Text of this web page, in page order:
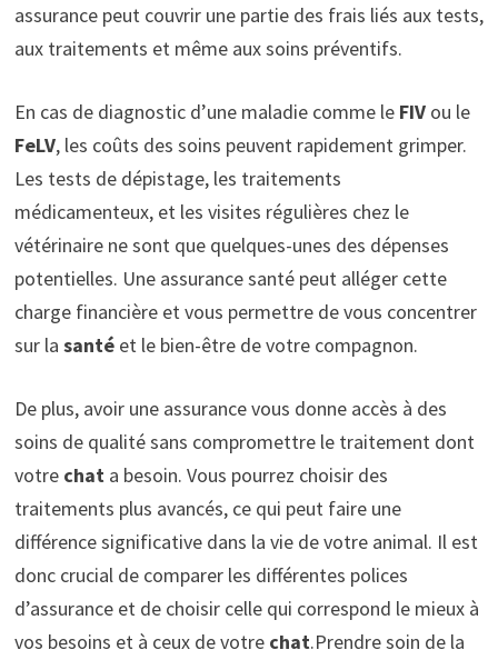
assurance peut couvrir une partie des frais liés aux tests,
aux traitements et même aux soins préventifs.
En cas de diagnostic d’une maladie comme le FIVou le
FeLV, les coûts des soins peuvent rapidement grimper.
Les tests de dépistage, les traitements
médicamenteux, et les visites régulières chez le
vétérinaire ne sont que quelques-unes des dépenses
potentielles. Une assurance santé peut alléger cette
charge financière et vous permettre de vous concentrer
sur la santéet le bien-être de votre compagnon.
De plus, avoir une assurance vous donne accès à des
soins de qualité sans compromettre le traitement dont
votre chata besoin. Vous pourrez choisir des
traitements plus avancés, ce qui peut faire une
différence significative dans la vie de votre animal. Il est
donc crucial de comparer les différentes polices
d’assurance et de choisir celle qui correspond le mieux à
vos besoins et à ceux de votre chat.Prendre soin de la